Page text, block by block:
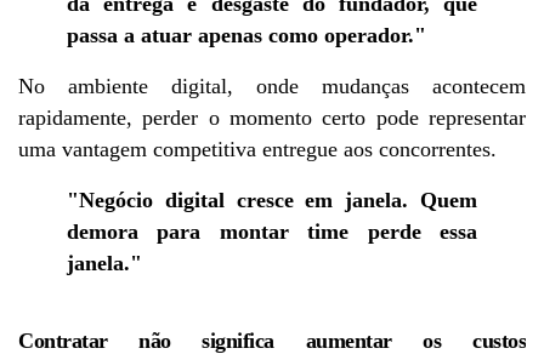
passa a atuar apenas como operador."
No ambiente digital, onde mudanças acontecem
rapidamente, perder o momento certo pode representar
uma vantagem competitiva entregue aos concorrentes.
"Negócio digital cresce em janela. Quem
demora para montar time perde essa
janela."
Contratar não significa aumentar os custos